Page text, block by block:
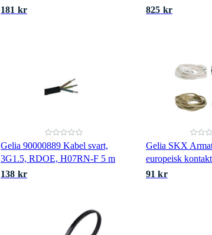
181 kr
825 kr
Gelia 90000889 Kabel svart,
3G1.5, RDOE, H07RN-F 5 m
138 kr
Gelia SKX
europeisk
91 kr